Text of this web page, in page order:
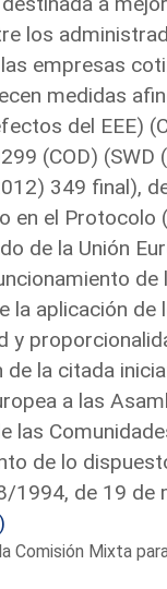
los
empresas
medidas
del EEE)
(COD) (SWD
349 final),
en el Protocolo
de la Unión
de
la aplicación de
y
de la citada
a las
las
de lo
1994, de 19 de
Comisión Mixta